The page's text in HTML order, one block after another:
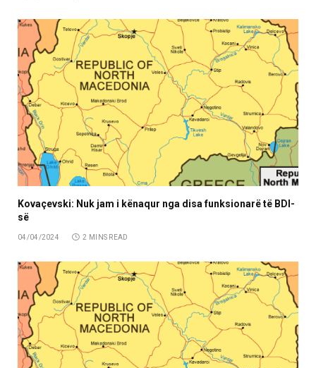
Kovaçevski: Nuk jam i kënaqur nga disa funksionarë të BDI-
së
04/04/2024 2 MINS READ